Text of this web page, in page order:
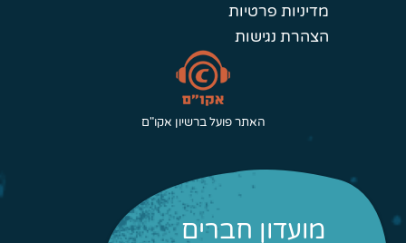
מדיניות פרטיות
הצהרת נגישות
האתר פועל ברשיון אקו"ם
מועדון חברים